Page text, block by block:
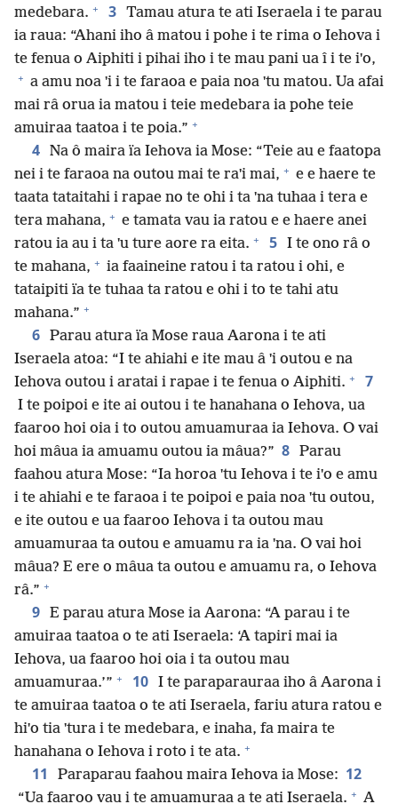
medebara. + 3 Tamau atura te ati Iseraela i te parau
ia raua: “Ahani iho â matou i pohe i te rima o Iehova i
te fenua o Aiphiti i pihai iho i te mau pani ua î i te iˈo,
+ a amu noa ˈi i te faraoa e paia noa ˈtu matou. Ua afai
mai râ orua ia matou i teie medebara ia pohe teie
amuiraa taatoa i te poia.” +
4 Na ô maira ïa Iehova ia Mose: “Teie au e faatopa
nei i te faraoa na outou mai te raˈi mai, + e e haere te
taata tataitahi i rapae no te ohi i ta ˈna tuhaa i tera e
tera mahana, + e tamata vau ia ratou e e haere anei
ratou ia au i ta ˈu ture aore ra eita. + 5 I te ono râ o
te mahana, + ia faaineine ratou i ta ratou i ohi, e
tataipiti ïa te tuhaa ta ratou e ohi i to te tahi atu
mahana.” +
6 Parau atura ïa Mose raua Aarona i te ati
Iseraela atoa: “I te ahiahi e ite mau â ˈi outou e na
Iehova outou i aratai i rapae i te fenua o Aiphiti. + 7
I te poipoi e ite ai outou i te hanahana o Iehova, ua
faaroo hoi oia i to outou amuamuraa ia Iehova. O vai
hoi mâua ia amuamu outou ia mâua?” 8 Parau
faahou atura Mose: “Ia horoa ˈtu Iehova i te iˈo e amu
i te ahiahi e te faraoa i te poipoi e paia noa ˈtu outou,
e ite outou e ua faaroo Iehova i ta outou mau
amuamuraa ta outou e amuamu ra ia ˈna. O vai hoi
mâua? E ere o mâua ta outou e amuamu ra, o Iehova
râ.” +
9 E parau atura Mose ia Aarona: “A parau i te
amuiraa taatoa o te ati Iseraela: ‘A tapiri mai ia
Iehova, ua faaroo hoi oia i ta outou mau
amuamuraa.’” + 10 I te paraparauraa iho â Aarona i
te amuiraa taatoa o te ati Iseraela, fariu atura ratou e
hiˈo tia ˈtura i te medebara, e inaha, fa maira te
hanahana o Iehova i roto i te ata. +
11 Paraparau faahou maira Iehova ia Mose: 12
“Ua faaroo vau i te amuamuraa a te ati Iseraela. + A